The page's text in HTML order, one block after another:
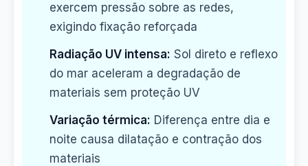
exercem pressão sobre as redes,
exigindo fixação reforçada
Radiação UV intensa: Sol direto e reflexo
do mar aceleram a degradação de
materiais sem proteção UV
Variação térmica: Diferença entre dia e
noite causa dilatação e contração dos
materiais